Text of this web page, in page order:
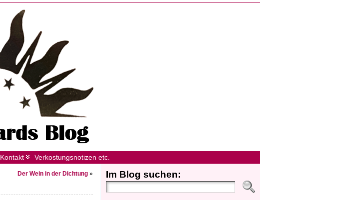
Kontakt Verkostungsnotizen etc.
Der Wein in der Dichtung » Im Blog suchen: